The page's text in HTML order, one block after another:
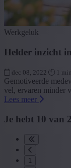
Werkgeluk
Helder inzicht
dec 08, 2022 1
Gemotiveerde
vel, ervaren minder
Lees meer
Je hebt 10 van
1